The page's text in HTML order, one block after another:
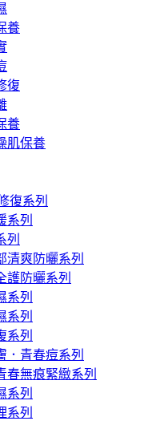
養
復
養
肌保養
復系列
系列
列
清爽防曬系列
護防曬系列
系列
系列
系列
．青春痘系列
春無痕緊緻系列
系列
系列